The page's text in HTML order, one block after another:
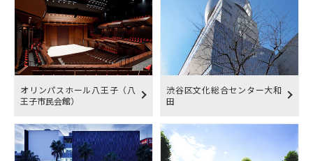
オリンパスホール八王子（八
王子市民会館）
渋谷区文化総合センター大和
田